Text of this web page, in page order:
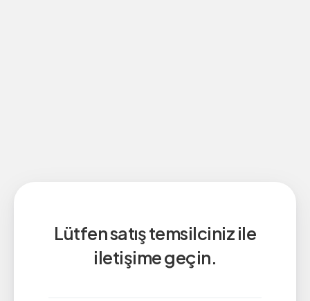
Lütfen satış temsilciniz ile
iletişime geçin.